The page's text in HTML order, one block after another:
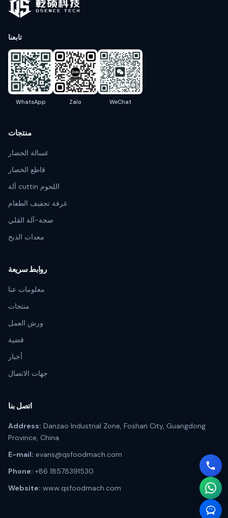
تابعنا
WhatsApp Zalo WeChat
منتجات
غسالة الخضار
قاطع الخضار
آلة cuttin اللحوم
غرفة تجفيف الطعام
ضجة-آلة القلي
معدات الذبح
روابط سريعة
معلومات عنا
منتجات
ورش العمل
قضية
أخبار
جهات الاتصال
اتصل بنا
Address: Danzao Industrial Zone, Foshan City, Guangdong
Province, China
E-mail: evans@qsfoodmach.com
Phone: +86 18578391530
Website: www.qsfoodmach.com